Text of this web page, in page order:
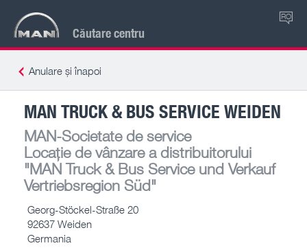
Căutare centru
RO
Anulare și înapoi
MAN TRUCK & BUS SERVICE WEIDEN
MAN-Societate de service
Locație de vânzare a distribuitorului
"MAN Truck & Bus Service und Verkauf
Vertriebsregion Süd"
Georg-Stöckel-Straße 20
92637 Weiden
Germania